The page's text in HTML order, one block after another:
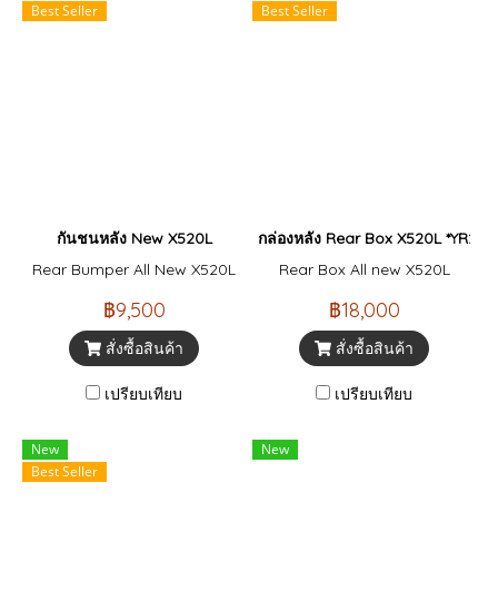
Best Seller
กันชนหลัง New X520L
Rear Bumper All New X520L
฿9,500
สั่งซื้อสินค้า
เปรียบเทียบ
Best Seller
กล่องหลัง Rear Box X520L
Rear Box All new X520L
฿18,000
สั่งซื้อสินค้า
เปรียบเทียบ
New
Best Seller
New